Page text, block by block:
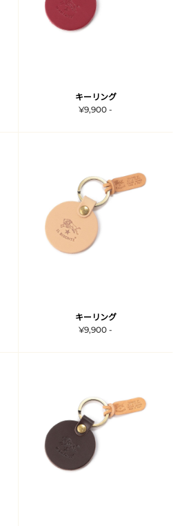
キーリング
¥9,900 -
キーリング
¥9,900 -